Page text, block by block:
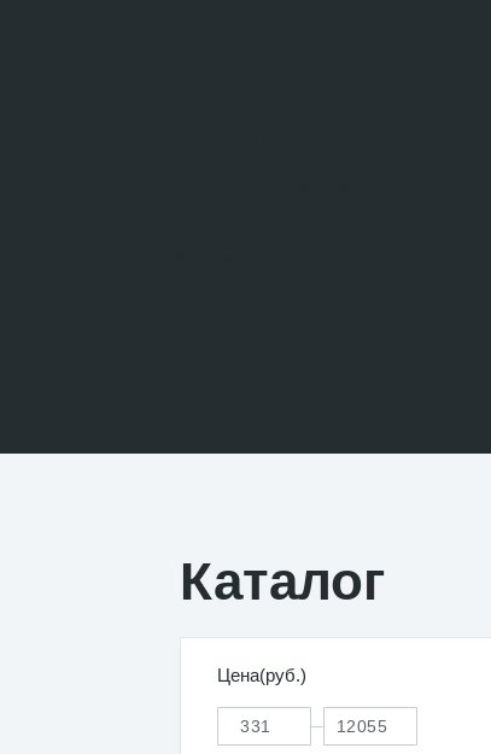
Каталог
Цена(руб.)